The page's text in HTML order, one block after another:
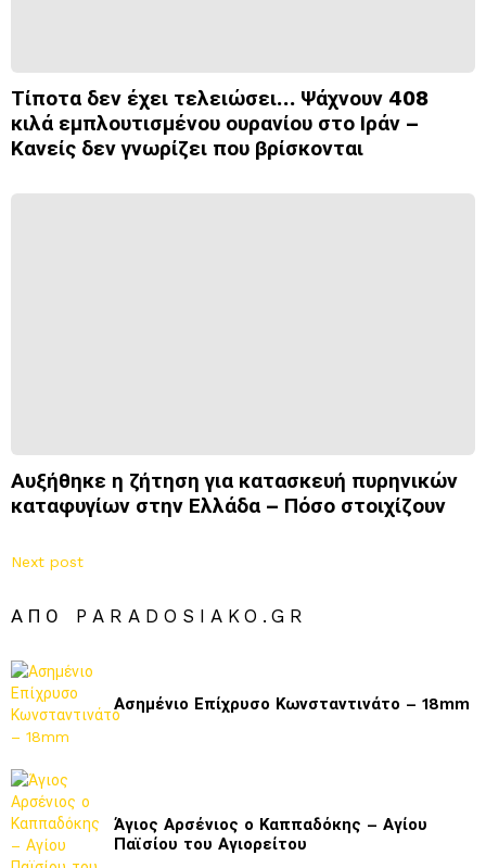
Τίποτα δεν έχει τελειώσει… Ψάχνουν 408
κιλά εμπλουτισμένου ουρανίου στο Ιράν –
Κανείς δεν γνωρίζει που βρίσκονται
Αυξήθηκε η ζήτηση για κατασκευή πυρηνικών
καταφυγίων στην Ελλάδα – Πόσο στοιχίζουν
Next post
ΑΠΌ PARADOSIAKO.GR
Ασημένιο Επίχρυσο Κωνσταντινάτο – 18mm
Άγιος Αρσένιος ο Καππαδόκης – Αγίου
Παϊσίου του Αγιορείτου